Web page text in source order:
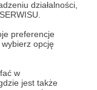
działalności,
preferencje
opcję
w
jest także